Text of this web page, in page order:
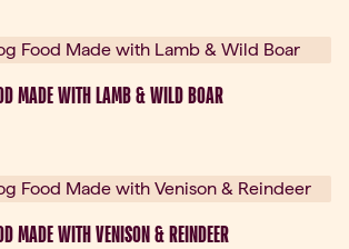
MADE WITH LAMB & WILD BOAR
MADE WITH VENISON & REINDEER